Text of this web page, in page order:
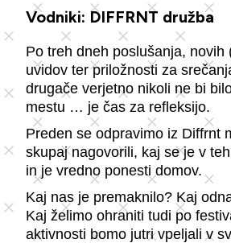
Vodniki: DIFFRNT družba
Po treh dneh poslušanja, novih
uvidov ter priložnosti za
drugače verjetno nikoli ne bi
mestu … je čas za refleksijo.
Preden se odpravimo iz Diffrnt
skupaj nagovorili, kaj se je v
in je vredno ponesti domov.
Kaj nas je premaknilo? Kaj
Kaj želimo ohraniti tudi po
aktivnosti bomo jutri vpeljali v